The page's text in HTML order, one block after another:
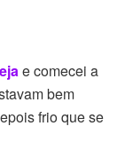
e comecei a
bem
frio que se